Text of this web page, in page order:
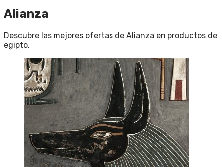
Alianza
Descubre las mejores ofertas de Alianza en productos de
egipto.